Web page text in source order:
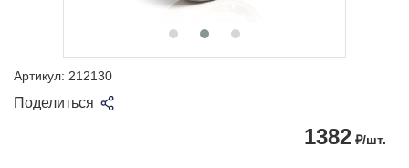
Артикул: 212130
Поделиться
1382 ₽/шт.